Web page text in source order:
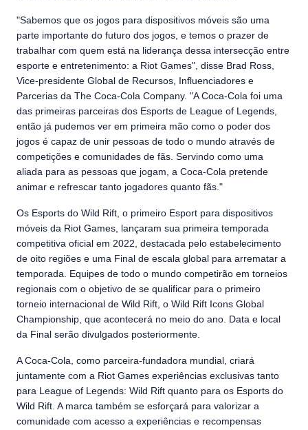
"Sabemos que os jogos para dispositivos móveis são uma
parte importante do futuro dos jogos, e temos o prazer de
trabalhar com quem está na liderança dessa intersecção entre
esporte e entretenimento: a Riot Games", disse Brad Ross,
Vice-presidente Global de Recursos, Influenciadores e
Parcerias da The Coca-Cola Company. "A Coca-Cola foi uma
das primeiras parceiras dos Esports de League of Legends,
então já pudemos ver em primeira mão como o poder dos
jogos é capaz de unir pessoas de todo o mundo através de
competições e comunidades de fãs. Servindo como uma
aliada para as pessoas que jogam, a Coca-Cola pretende
animar e refrescar tanto jogadores quanto fãs."
Os Esports do Wild Rift, o primeiro Esport para dispositivos
móveis da Riot Games, lançaram sua primeira temporada
competitiva oficial em 2022, destacada pelo estabelecimento
de oito regiões e uma Final de escala global para arrematar a
temporada. Equipes de todo o mundo competirão em torneios
regionais com o objetivo de se qualificar para o primeiro
torneio internacional de Wild Rift, o Wild Rift Icons Global
Championship, que acontecerá no meio do ano. Data e local
da Final serão divulgados posteriormente.
A Coca-Cola, como parceira-fundadora mundial, criará
juntamente com a Riot Games experiências exclusivas tanto
para League of Legends: Wild Rift quanto para os Esports do
Wild Rift. A marca também se esforçará para valorizar a
comunidade com acesso a experiências e recompensas